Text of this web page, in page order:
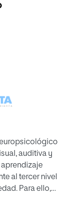
auditiva y
aprendizaje
al tercer nivel
Para ello,